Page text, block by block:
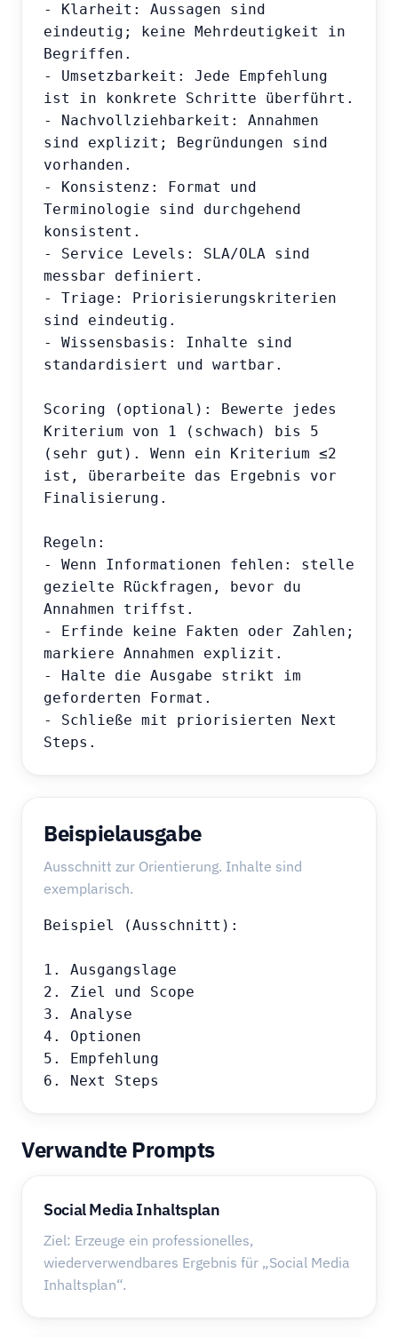
- Klarheit: Aussagen sind
eindeutig; keine Mehrdeutigkeit in
Begriffen.
- Umsetzbarkeit: Jede Empfehlung
ist in konkrete Schritte überführt.
- Nachvollziehbarkeit: Annahmen
sind explizit; Begründungen sind
vorhanden.
- Konsistenz: Format und
Terminologie sind durchgehend
konsistent.
- Service Levels: SLA/OLA sind
messbar definiert.
- Triage: Priorisierungskriterien
sind eindeutig.
- Wissensbasis: Inhalte sind
standardisiert und wartbar.
Scoring (optional): Bewerte jedes
Kriterium von 1 (schwach) bis 5
(sehr gut). Wenn ein Kriterium ≤2
ist, überarbeite das Ergebnis vor
Finalisierung.
Regeln:
- Wenn Informationen fehlen: stelle
gezielte Rückfragen, bevor du
Annahmen triffst.
- Erfinde keine Fakten oder Zahlen;
markiere Annahmen explizit.
- Halte die Ausgabe strikt im
geforderten Format.
- Schließe mit priorisierten Next
Steps.
Beispielausgabe
Ausschnitt zur Orientierung. Inhalte sind
exemplarisch.
Beispiel (Ausschnitt):
1. Ausgangslage
2. Ziel und Scope
3. Analyse
4. Optionen
5. Empfehlung
6. Next Steps
Verwandte Prompts
Social Media Inhaltsplan
Ziel: Erzeuge ein professionelles,
wiederverwendbares Ergebnis für „Social Media
Inhaltsplan“.